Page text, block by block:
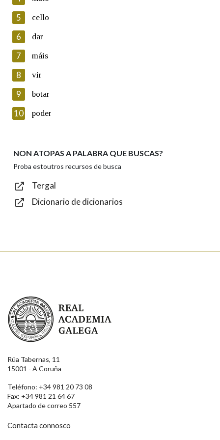
Lin e acepto as condicións da política de
Introduce o código que aparece na imaxe:
Texto de verificación
Enviar
5 cello
6 dar
7 máis
8 vir
9 botar
10 poder
NON ATOPAS A PALABRA QUE BUSCAS?
Proba estoutros recursos de busca
Tergal
Dicionario de dicionarios
Real Academia Galega
Rúa Tabernas, 11
15001 - A Coruña
Teléfono: +34 981 20 73 08
Fax: +34 981 21 64 67
Apartado de correo 557
Contacta connosco